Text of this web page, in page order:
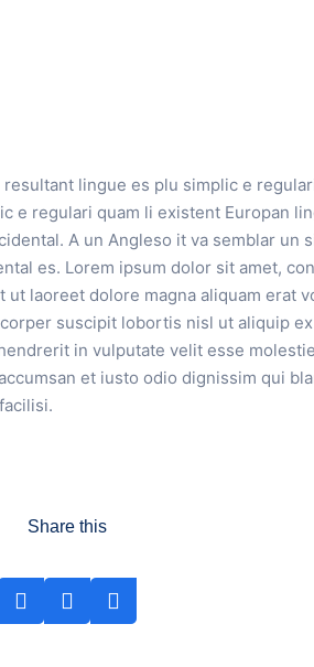
lingue es plu simplic e
e regulari quam li existent Europan
A un Angleso it va semblar un
es. Lorem ipsum dolor sit amet,
laoreet dolore magna aliquam erat
suscipit lobortis nisl ut aliquip
in vulputate velit esse
et iusto odio dignissim qui
Share this